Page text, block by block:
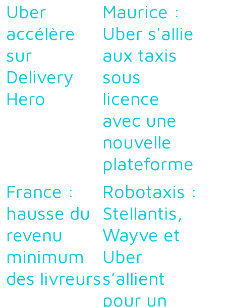
Uber
accélère
sur
Delivery
Hero
Maurice :
Uber s'allie
aux taxis
sous
licence
avec une
nouvelle
plateforme
France :
hausse du
revenu
minimum
des livreurs
Robotaxis :
Stellantis,
Wayve et
Uber
s’allient
pour un